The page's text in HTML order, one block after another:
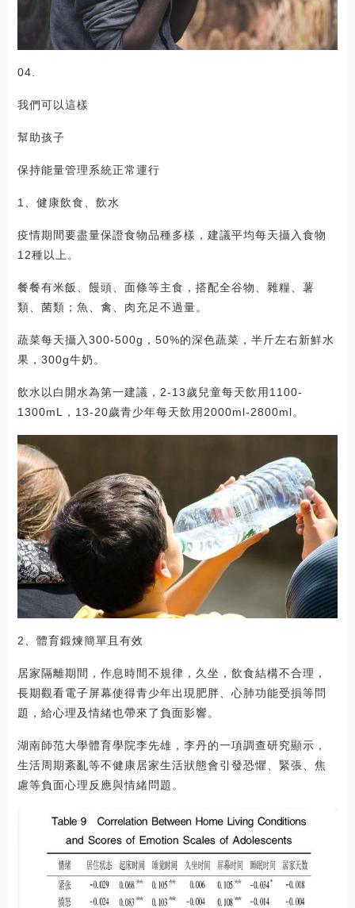
04.
我們可以這樣
幫助孩子
保持能量管理系統正常運行
1、健康飲食、飲水
疫情期間要盡量保證食物品種多樣，建議平均每天攝入食物
12種以上。
餐餐有米飯、饅頭、面條等主食，搭配全谷物、雜糧、薯
類、菌類；魚、禽、肉充足不過量。
蔬菜每天攝入300-500g，50%的深色蔬菜，半斤左右新鮮水
果，300g牛奶。
飲水以白開水為第一建議，2-13歲兒童每天飲用1100-
1300mL，13-20歲青少年每天飲用2000ml-2800ml。
2、體育鍛煉簡單且有效
居家隔離期間，作息時間不規律，久坐，飲食結構不合理，
長期觀看電子屏幕使得青少年出現肥胖、心肺功能受損等問
題，給心理及情緒也帶來了負面影響。
湖南師范大學體育學院李先雄，李丹的一項調查研究顯示，
生活周期紊亂等不健康居家生活狀態會引發恐懼、緊張、焦
慮等負面心理反應與情緒問題。